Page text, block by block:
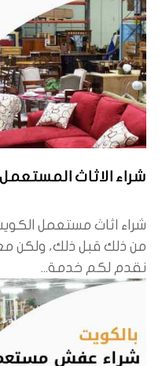
شراء الاثاث المستعمل
شراء اثاث مستعمل
من ذلك قبل ذلك، ولكن
نقدم لكم خدمة...